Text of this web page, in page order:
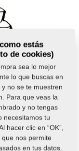
estás
de cookies)
sea lo mejor
lo que buscas en
no se te muestren
Para que veas la
y no tengas
necesitamos tu
hacer clic en “OK”,
nos permite
en tus datos.